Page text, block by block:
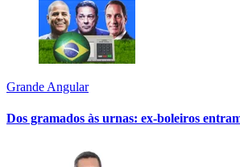
Grande Angular
Dos gramados às urnas: ex-boleiros